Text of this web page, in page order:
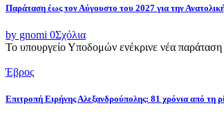
Παράταση έως τον Αύγουστο του 2027 για την
by gnomi 0Σχόλια
Το υπουργείο Υποδομών ενέκρινε νέα
Έβρος
Επιτροπή Ειρήνης Αλεξανδρούπολης: 81 χρόνια από